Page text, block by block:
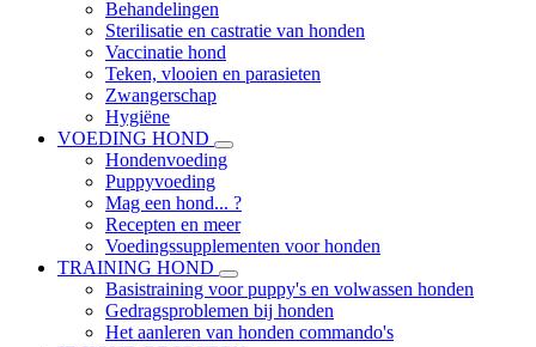
Behandelingen
Sterilisatie en castratie van honden
Vaccinatie hond
Teken, vlooien en parasieten
Zwangerschap
Hygiëne
VOEDING HOND
Hondenvoeding
Puppyvoeding
Mag een hond... ?
Recepten en meer
Voedingssupplementen voor honden
TRAINING HOND
Basistraining voor puppy's en volwassen honden
Gedragsproblemen bij honden
Het aanleren van honden commando's